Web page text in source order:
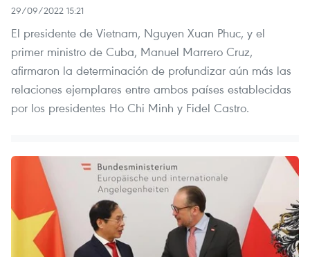
29/09/2022 15:21
El presidente de Vietnam, Nguyen Xuan Phuc, y el
primer ministro de Cuba, Manuel Marrero Cruz,
afirmaron la determinación de profundizar aún más las
relaciones ejemplares entre ambos países establecidas
por los presidentes Ho Chi Minh y Fidel Castro.